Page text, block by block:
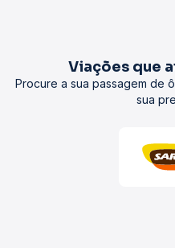
Viações que
Procure a sua passagem de
sua